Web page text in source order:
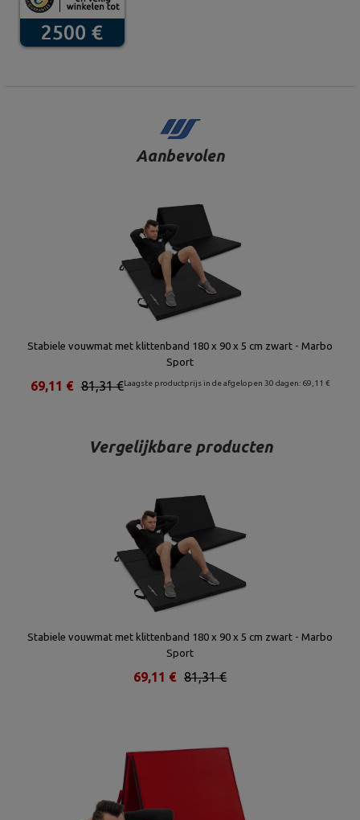
Aanbevolen
Stabiele vouwmat met klittenband 180 x 90 x 5 cm zwart - Marbo
Sport
Laagste productprijs in de afgelopen 30 dagen: 69,11 €
81,31 €
69,11 €
Vergelijkbare producten
Stabiele vouwmat met klittenband 180 x 90 x 5 cm zwart - Marbo
Sport
81,31 €
69,11 €